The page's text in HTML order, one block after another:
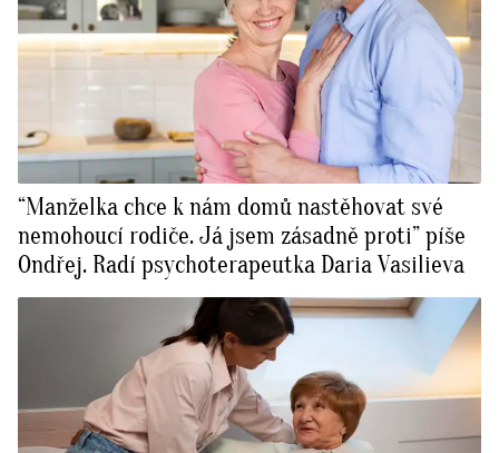
“Manželka chce k nám domů nastěhovat své
nemohoucí rodiče. Já jsem zásadně proti” píše
Ondřej. Radí psychoterapeutka Daria Vasilieva